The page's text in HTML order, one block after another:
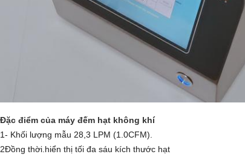
Đặc điểm của máy đếm hạt không khí
1- Khối lượng mẫu 28,3 LPM (1.0CFM)
2Đồng thời. hiển thị tối đa sáu kích thước hạt